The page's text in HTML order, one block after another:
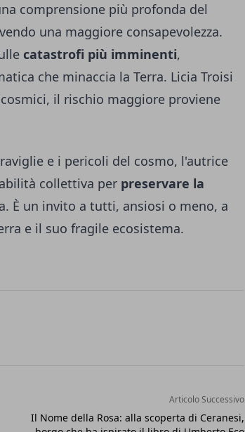
comprensione più profonda del
una maggiore consapevolezza.
catastrofi più imminenti,
che minaccia la Terra. Licia Troisi
il rischio maggiore proviene
e i pericoli del cosmo, l'autrice
collettiva per preservare la
È un invito a tutti, ansiosi o meno, a
e il suo fragile ecosistema.
Articolo Successivo
Il Nome della Rosa: alla scoperta di Ceranesi,